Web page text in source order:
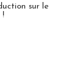
sur le
!